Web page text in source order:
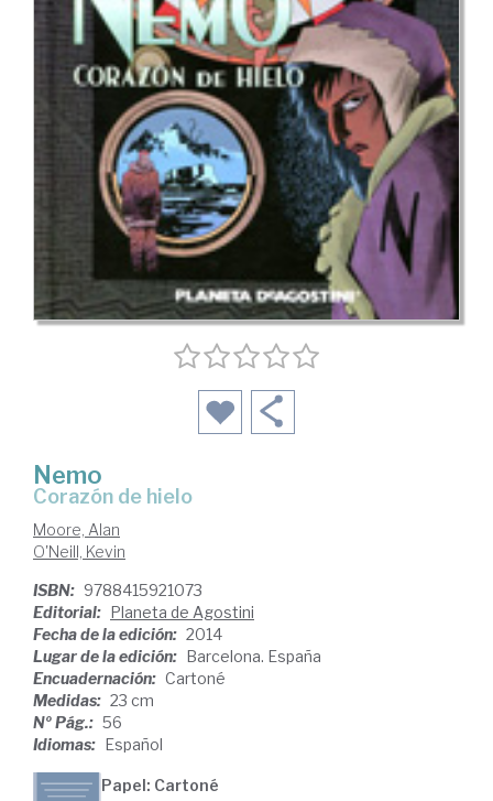
Nemo
corazón de hielo
Moore, Alan
O'Neill, Kevin
ISBN: 9788415921073
Editorial: Planeta de Agostini
Fecha de la edición: 2014
Lugar de la edición: Barcelona. España
Encuadernación: Cartoné
Medidas: 23 cm
Nº Pág.: 56
Idiomas: Español
Papel: Cartoné